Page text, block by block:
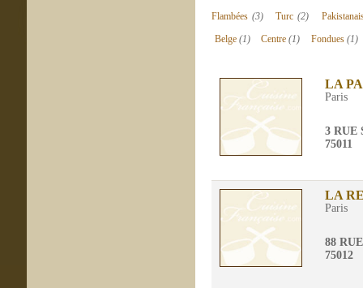
Flambées (3) Turc(2)
Belge (1) Centre(1) Fondues (1)
LA
Paris
3 RUE
75011
LA
Paris
88
75012